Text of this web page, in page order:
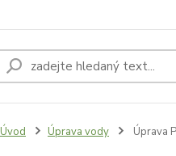
Úvod Úprava vody Úprava